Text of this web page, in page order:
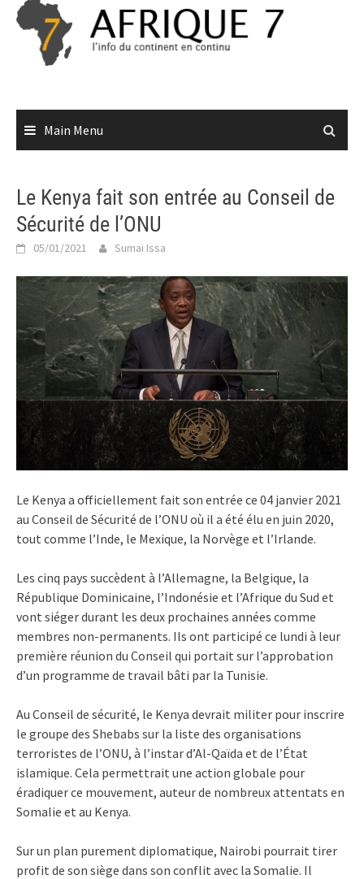
Skip
content
Main Menu
Le Kenya fait son entrée au Conseil de
Sécurité de l’ONU
05/01/2021 Sumai Issa
Le Kenya a officiellement fait son entrée ce 04 janvier 2021
au Conseil de Sécurité de l’ONU où il a été élu en juin 2020,
tout comme l’Inde, le Mexique, la Norvège et l’Irlande.
Les cinq pays succèdent à l’Allemagne, la Belgique, la
République Dominicaine, l’Indonésie et l’Afrique du Sud et
vont siéger durant les deux prochaines années comme
membres non-permanents. Ils ont participé ce lundi à leur
première réunion du Conseil qui portait sur l’approbation
d’un programme de travail bâti par la Tunisie.
Au Conseil de sécurité, le Kenya devrait militer pour inscrire
le groupe des Shebabs sur la liste des organisations
terroristes de l’ONU, à l’instar d’Al-Qaïda et de l’État
islamique. Cela permettrait une action globale pour
éradiquer ce mouvement, auteur de nombreux attentats en
Somalie et au Kenya.
Sur un plan purement diplomatique, Nairobi pourrait tirer
profit de son siège dans son conflit avec la Somalie. Il